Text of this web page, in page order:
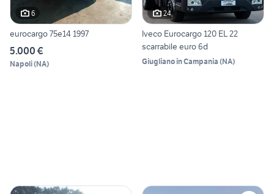
6
eurocargo 75e14 1997
5.000 €
Napoli(NA)
24
Iveco Eurocargo 120 EL 22
scarrabile euro 6d
Giugliano in Campania (NA)